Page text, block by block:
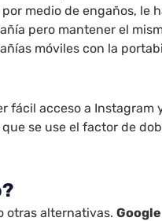
medio de engaños, le
pero mantener el
móviles con la
fácil acceso a Instagram
se use el factor de
otras alternativas.Google